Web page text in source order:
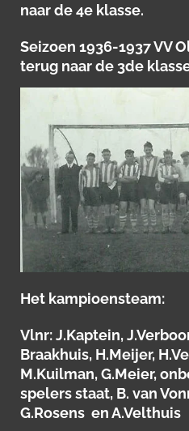
naar de 4e klasse.
Seizoen 1936-1937 VV
terug naar de 3de
Het kampioensteam:
Vlnr: J.Kaptein,
Braakhuis, H.Meijer,
M.Kuilman, G.Meier,
spelers staat, B. van
G.Rosens en A.Velthuis